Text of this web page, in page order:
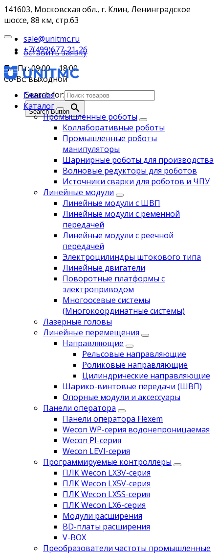
141603, Московская обл., г. Клин, Ленинградское
шоссе, 88 км, стр.63
sale@unitmc.ru
+7(499)677-21-26
Пн-Пт: 09:00 – 18:00
Сб-Вс: выходной
Search for:
Search Button
оставить заявку
Главная
Каталог
Промышленные роботы
Коллаборативные роботы
Промышленные роботы
манипуляторы
Шарнирные роботы для производства
Волновые редукторы для роботов
Источники сварки для роботов и ЧПУ
Линейные модули
Линейные модули с ШВП
Линейные модули с ременной
передачей
Линейные модули с реечной
передачей
Электроцилиндры штокового типа
Линейные двигатели
Поворотные платформы с
электроприводом
Многоосевые системы
(Многокоординатные системы)
Лазерные головы
Линейные перемещения
Направляющие
Рельсовые направляющие
Роликовые направляющие
Цилиндрические направляющие
Шарико-винтовые передачи (ШВП)
Опорные модули и аксессуары
Панели оператора
Панели оператора Flexem
Wecon WP-серия водонепроницаемая
Wecon PI-серия
Wecon LEVI-серия
Программируемые контроллеры
ПЛК Wecon LX3V-серия
ПЛК Wecon LX5V-серия
ПЛК Wecon LX5S-серия
ПЛК Wecon LX6-серия
Модули расширения
BD-платы расширения
V-BOX
Преобразователи частоты промышленные